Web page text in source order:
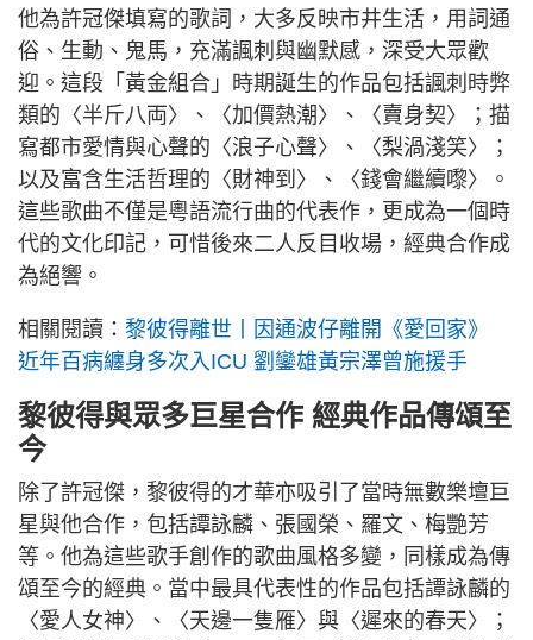
他為許冠傑填寫的歌詞，大多反映市井生活，用詞通
俗、生動、鬼馬，充滿諷刺與幽默感，深受大眾歡
迎。這段「黃金組合」時期誕生的作品包括諷刺時弊
類的〈半斤八両〉、〈加價熱潮〉、〈賣身契〉；描
寫都市愛情與心聲的〈浪子心聲〉、〈梨渦淺笑〉；
以及富含生活哲理的〈財神到〉、〈錢會繼續嚟〉。
這些歌曲不僅是粵語流行曲的代表作，更成為一個時
代的文化印記，可惜後來二人反目收場，經典合作成
為絕響。
相關閱讀： 黎彼得離世丨因通波仔離開《愛回家》
近年百病纏身多次入ICU 劉鑾雄黃宗澤曾施援手
黎彼得與眾多巨星合作 經典作品傳頌至
今
除了許冠傑，黎彼得的才華亦吸引了當時無數樂壇巨
星與他合作，包括譚詠麟、張國榮、羅文、梅艷芳
等。他為這些歌手創作的歌曲風格多變，同樣成為傳
頌至今的經典。當中最具代表性的作品包括譚詠麟的
〈愛人女神〉、〈天邊一隻雁〉與〈遲來的春天〉；